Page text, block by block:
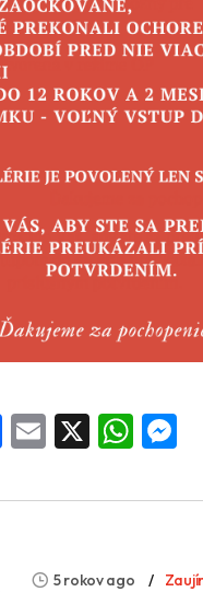
Facebook
Email
X
5 rokov ago